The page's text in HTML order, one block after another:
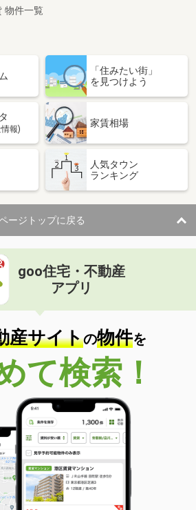
物件一覧
「住みたい街」
を見つけよう
報)
家賃相場
人気タウン
ランキング
ージトップに戻る
goo住宅・不動産
アプリ
産サイトの物件を
て検索！